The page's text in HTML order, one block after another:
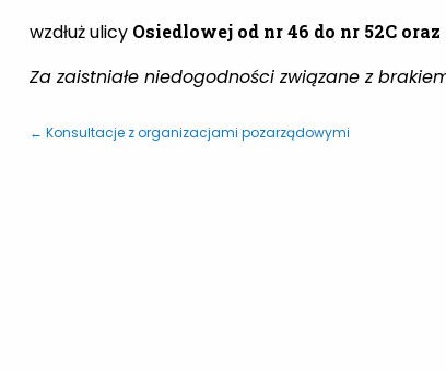
wzdłuż ulicy Osiedlowej od nr 46 do nr 52C
Za zaistniałe niedogodności związane z
← Konsultacje z organizacjami pozarządowymi